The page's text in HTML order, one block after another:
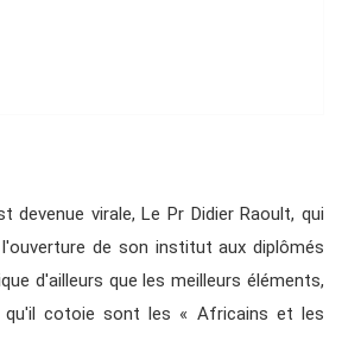
devenue virale, Le Pr Didier Raoult, qui
de son institut aux diplômés
d'ailleurs que les meilleurs éléments,
qu'il cotoie sont les « Africains et les